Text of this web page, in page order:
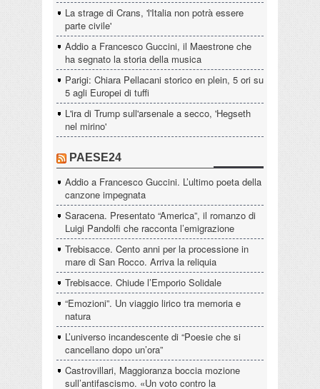
La strage di Crans, 'l'Italia non potrà essere
parte civile'
Addio a Francesco Guccini, il Maestrone che
ha segnato la storia della musica
Parigi: Chiara Pellacani storico en plein, 5 ori su
5 agli Europei di tuffi
L'ira di Trump sull'arsenale a secco, 'Hegseth
nel mirino'
PAESE24
Addio a Francesco Guccini. L’ultimo poeta della
canzone impegnata
Saracena. Presentato “America”, il romanzo di
Luigi Pandolfi che racconta l’emigrazione
Trebisacce. Cento anni per la processione in
mare di San Rocco. Arriva la reliquia
Trebisacce. Chiude l’Emporio Solidale
“Emozioni”. Un viaggio lirico tra memoria e
natura
L’universo incandescente di “Poesie che si
cancellano dopo un’ora”
Castrovillari, Maggioranza boccia mozione
sull’antifascismo. «Un voto contro la